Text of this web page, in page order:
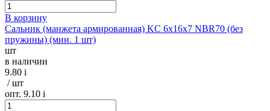
В корзину
Сальник (манжета армированная) KC 6х16х7 NBR70 (без
пружины) (мин. 1 шт)
шт
в наличии
9.80 i
/ шт
опт. 9.10 i